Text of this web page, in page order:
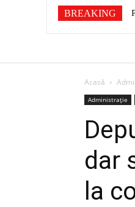
BREAKING
Acasă
Administrație
dar
la